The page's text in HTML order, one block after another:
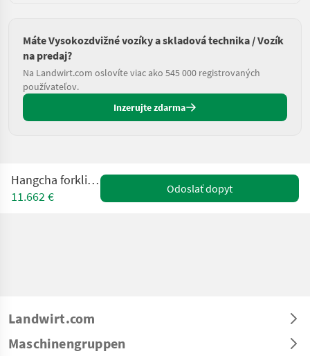
Máte Vysokozdvižné vozíky a skladová technika / Vozík
na predaj?
Na Landwirt.com oslovíte viac ako 545 000 registrovaných
používateľov.
Inzerujte zdarma
Hangcha forklifts CPCD30
11.662 €
Odoslať dopyt
Landwirt.com
Maschinengruppen